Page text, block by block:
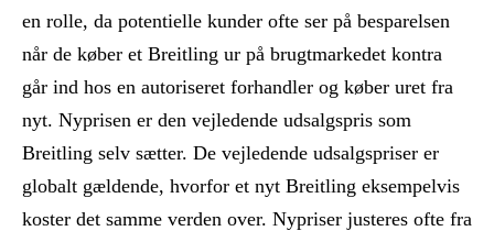
en rolle, da potentielle kunder ofte ser på besparelsen
når de køber et Breitling ur på brugtmarkedet kontra
går ind hos en autoriseret forhandler og køber uret fra
nyt. Nyprisen er den vejledende udsalgspris som
Breitling selv sætter. De vejledende udsalgspriser er
globalt gældende, hvorfor et nyt Breitling eksempelvis
koster det samme verden over. Nypriser justeres ofte fra